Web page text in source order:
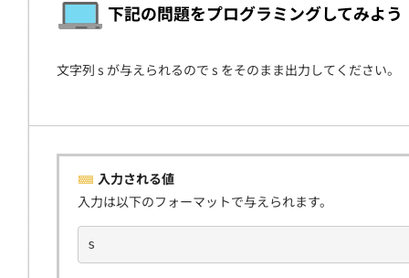
契約
下記の問題をプログラミングしてみよう
文字列 s が与えられるので s をそのまま出力してください。
入力される値
入力は以下のフォーマットで与えられます。
s